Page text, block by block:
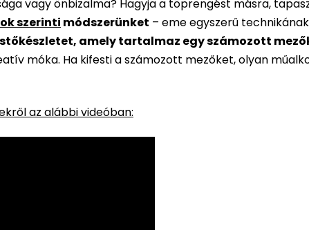
vagy önbizalma? Hagyja a töprengést másra,
szerinti módszerünket – eme egyszerű
amely tartalmaz egy számozott
móka. Ha kifesti a számozott mezőket, olyan
az alábbi videóban: